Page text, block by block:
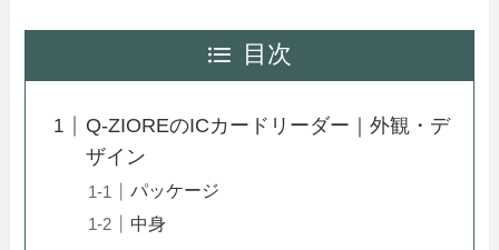
目次
Q-ZIOREのICカードリーダー｜外観・デ
ザイン
パッケージ
中身